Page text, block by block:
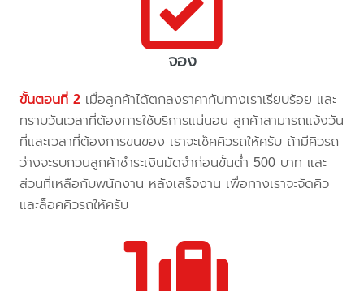
จอง
ขั้นตอนที่ 2 เมื่อลูกค้าได้ตกลงราคากับทางเราเรียบร้อย และ
ทราบวันเวลาที่ต้องการใช้บริการแน่นอน ลูกค้าสามารถแจ้งวัน
ที่และเวลาที่ต้องการขนของ เราจะเช็คคิวรถให้ครับ ถ้ามีคิวรถ
ว่างจะรบกวนลูกค้าชำระเงินมัดจำก่อนขั้นต่ำ 500 บาท และ
ส่วนที่เหลือกับพนักงาน หลังเสร็จงาน เพื่อทางเราจะจัดคิว
และล็อคคิวรถให้ครับ